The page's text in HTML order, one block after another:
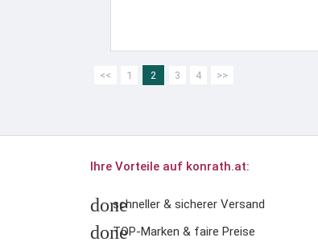
<< 1 2 3 4 >>
Ihre Vorteile auf konrath.at:
doneschneller & sicherer Versand
doneTOP-Marken & faire Preise